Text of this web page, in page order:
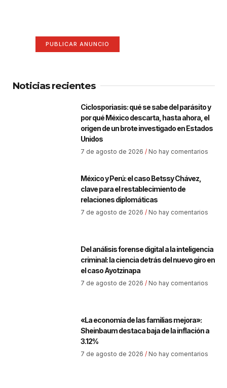
PUBLICAR ANUNCIO
Noticias recientes
Ciclosporiasis: qué se sabe del parásito y
por qué México descarta, hasta ahora, el
origen de un brote investigado en Estados
Unidos
7 de agosto de 2026 No hay comentarios
México y Perú: el caso Betssy Chávez,
clave para el restablecimiento de
relaciones diplomáticas
7 de agosto de 2026 No hay comentarios
Del análisis forense digital a la inteligencia
criminal: la ciencia detrás del nuevo giro en
el caso Ayotzinapa
7 de agosto de 2026 No hay comentarios
«La economía de las familias mejora»:
Sheinbaum destaca baja de la inflación a
3.12%
7 de agosto de 2026 No hay comentarios